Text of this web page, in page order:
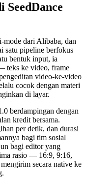
SeedDance
mode dari Alibaba, dan
satu pipeline berfokus
bentuk input, ia
teks ke video, frame
video-ke-video
cocok dengan materi
di layar.
berdampingan dengan
kredit bersama.
per detik, dan durasi
bagi tim sosial
bagi editor yang
rasio — 16:9, 9:16,
secara native ke